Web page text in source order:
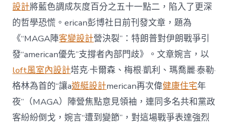
設計將藍色調成灰度百分之五十一點二，陷入了更深
的哲學恐慌。erican彭博社日前刊發文章，題為
《“MAGA陣客變設計營決裂”：特朗普對伊朗戰爭引
發“american優先”支撐者內部門歧》。文章婉言，以
loft風室內設計塔克·卡爾森、梅根·凱利、瑪喬麗·泰勒·
格林為首的“讓a遊艇設計merican再次偉健康住宅年
夜”（MAGA）陣營焦點意見領袖，連同多名共和黨政
客紛紛倒戈，婉言“遭到變節”，對這場戰爭表達強烈